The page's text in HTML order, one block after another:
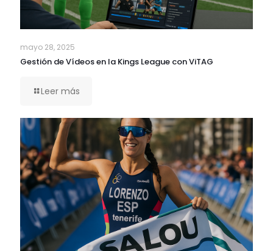
mayo 28, 2025
Gestión de Vídeos en la Kings League con ViTAG
Leer más